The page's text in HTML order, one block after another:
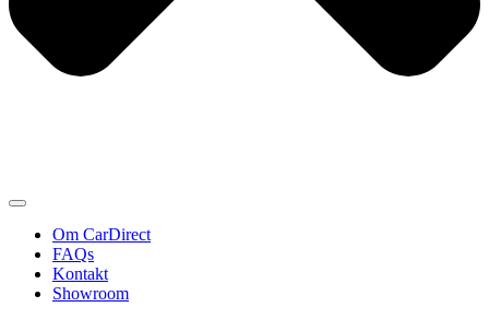
Om CarDirect
FAQs
Kontakt
Showroom